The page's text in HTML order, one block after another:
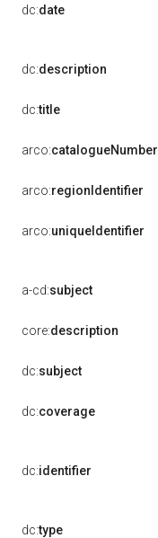
dc:date
dc:description
dc:title
arco:catalogueNumber
arco:regionIdentifier
arco:uniqueIdentifier
a-cd:subject
core:description
dc:subject
dc:coverage
dc:identifier
dc:type